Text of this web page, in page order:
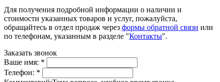
Для получения подробной информации о наличии и
стоимости указанных товаров и услуг, пожалуйста,
обращайтесь в отдел продаж через формы обратной связи или
по телефонам, указанным в разделе "Контакты".
Заказать звонок
Ваше имя: *
Телефон: *